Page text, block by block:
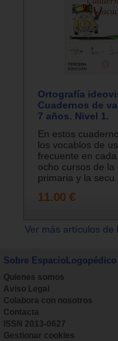
Ortografía
Cuadernos de
7 años. Nivel 1.
En estos
los vocablos de
frecuente en
ocho cursos de la
primaria y la
11.00 €
Ver más artículos
Sobre EspacioLogopédico
Quienes somos
Aviso Legal
Colabora con nosotros
Contacta
ISSN 2013-0627
Gestionar cookies